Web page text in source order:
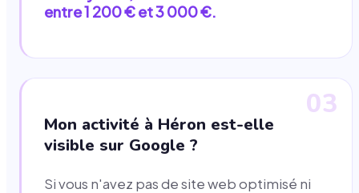
entre 1 200 € et 3 000 €.
03
Mon activité à Héron est-elle
visible sur Google ?
Si vous n'avez pas de site web optimisé ni